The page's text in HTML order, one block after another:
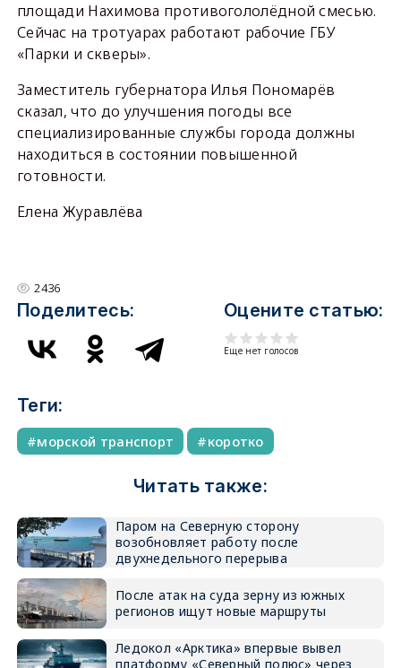
площади Нахимова противогололёдной смесью.
Сейчас на тротуарах работают рабочие ГБУ
«Парки и скверы».
Заместитель губернатора Илья Пономарёв
сказал, что до улучшения погоды все
специализированные службы города должны
находиться в состоянии повышенной
готовности.
Елена Журавлёва
2436
Поделитесь: Оцените статью:
Еще нет голосов
Теги:
морской транспорт коротко
Читать также:
Паром на Северную сторону
возобновляет работу после
двухнедельного перерыва
После атак на суда зерну из южных
регионов ищут новые маршруты
Ледокол «Арктика» впервые вывел
платформу «Северный полюс» через